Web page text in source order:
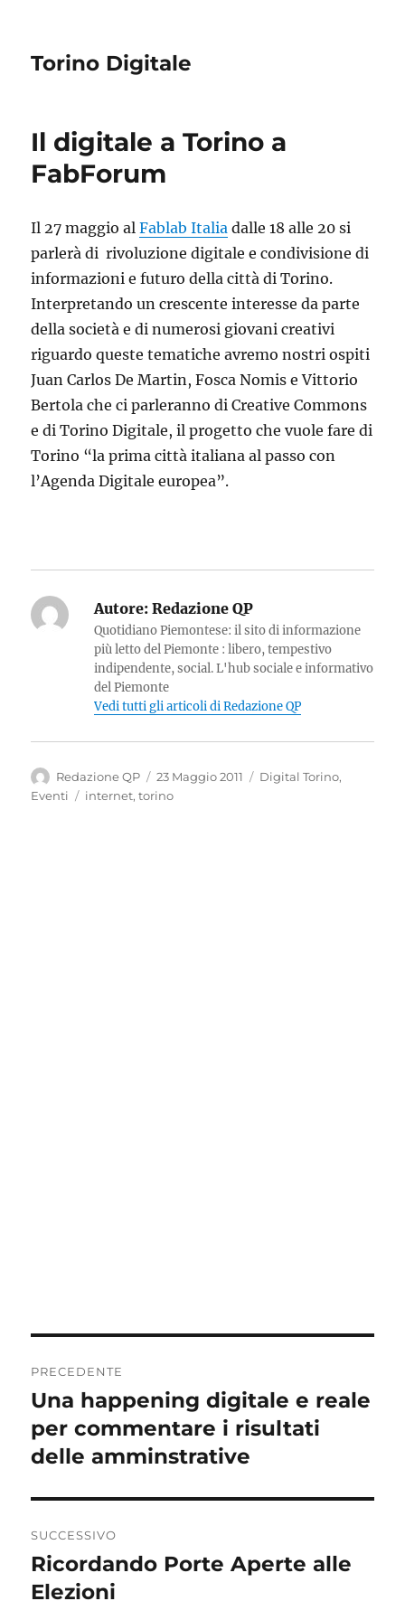
Torino Digitale
Il digitale a Torino a
FabForum
Il 27 maggio alFablab Italia dalle 18 alle 20 si
parlerà di rivoluzione digitale e condivisione di
informazioni e futuro della città di Torino.
Interpretando un crescente interesse da parte
della società e di numerosi giovani creativi
riguardo queste tematiche avremo nostri ospiti
Juan Carlos De Martin, Fosca Nomis e Vittorio
Bertola che ci parleranno di Creative Commons
e di Torino Digitale, il progetto che vuole fare di
Torino “la prima città italiana al passo con
l’Agenda Digitale europea”.
Autore: Redazione QP
Quotidiano Piemontese: il sito di informazione
più letto del Piemonte : libero, tempestivo
indipendente, social. L'hub sociale e informativo
del Piemonte
Vedi tutti gli articoli di Redazione QP
Autore
Redazione QP
Pubblicato
il
23 Maggio 2011 Categorie
Digital Torino,
Eventi
Tag
internet,torino
articoli
PRECEDENTE
Articolo
precedente:
Una happening digitale e reale
per commentare i risultati
delle amminstrative
SUCCESSIVO
Articolo
successivo:
Ricordando Porte Aperte alle
Elezioni